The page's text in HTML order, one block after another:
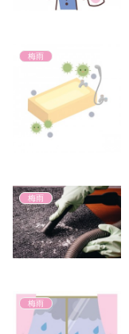
梅雨
梅雨
梅雨